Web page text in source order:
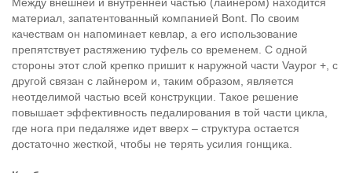
Между внешней и внутренней частью (лайнером) находится
материал, запатентованный компанией Bont. По своим
качествам он напоминает кевлар, а его использование
препятствует растяжению туфель со временем. С одной
стороны этот слой крепко пришит к наружной части Vaypor +, с
другой связан с лайнером и, таким образом, является
неотделимой частью всей конструкции. Такое решение
повышает эффективность педалирования в той части цикла,
где нога при педаляже идет вверх – структура остается
достаточно жесткой, чтобы не терять усилия гонщика.